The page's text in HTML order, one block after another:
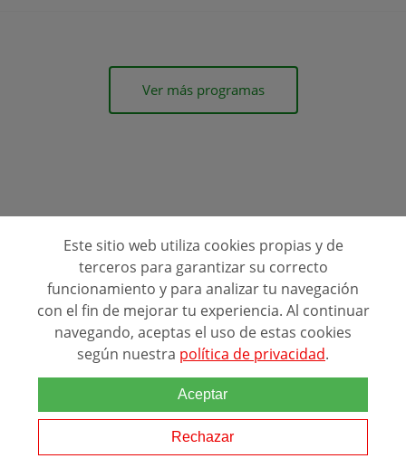
Ver más programas
Estudios y experiencia laboral de TECNICO DE
INSTALACIONES DE ENERGÍA EÓLICA
Convertirse en técnico de instalaciones de energía eólica requiere
una combinación de conocimientos técnicos especializados y
habilidades prácticas que se adquieren a través de la formación
Estudios y experiencia laboral de PROYECTISTA DE
Este sitio web utiliza cookies propias y de
terceros para garantizar su correcto
funcionamiento y para analizar tu navegación
con el fin de mejorar tu experiencia. Al continuar
navegando, aceptas el uso de estas cookies
según nuestra política de privacidad.
Aceptar
Rechazar